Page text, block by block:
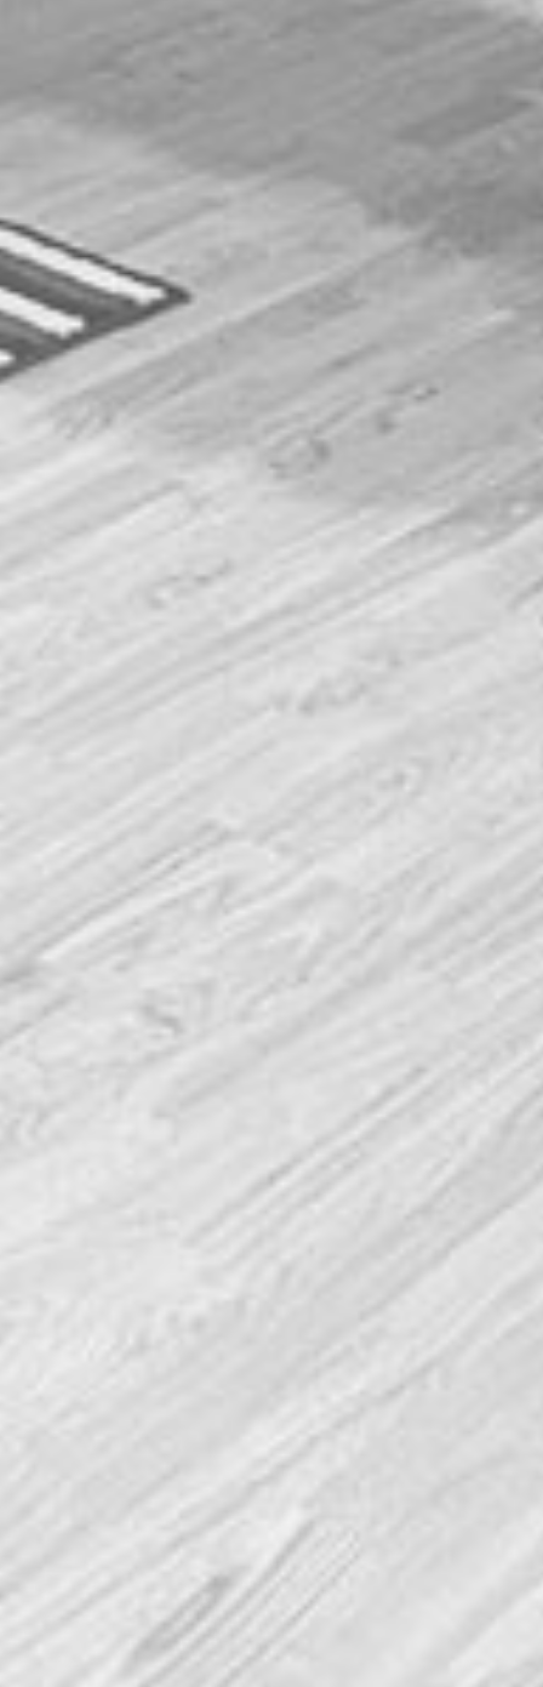
É uma ação de formação onde se lecciona a utilização
de um equipamento que permite o tratamento de
depilação definitiva, que visa a eliminação do pelo,